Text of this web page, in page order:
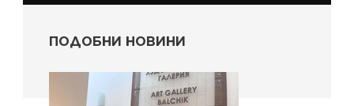
ПОДОБНИ НОВИНИ